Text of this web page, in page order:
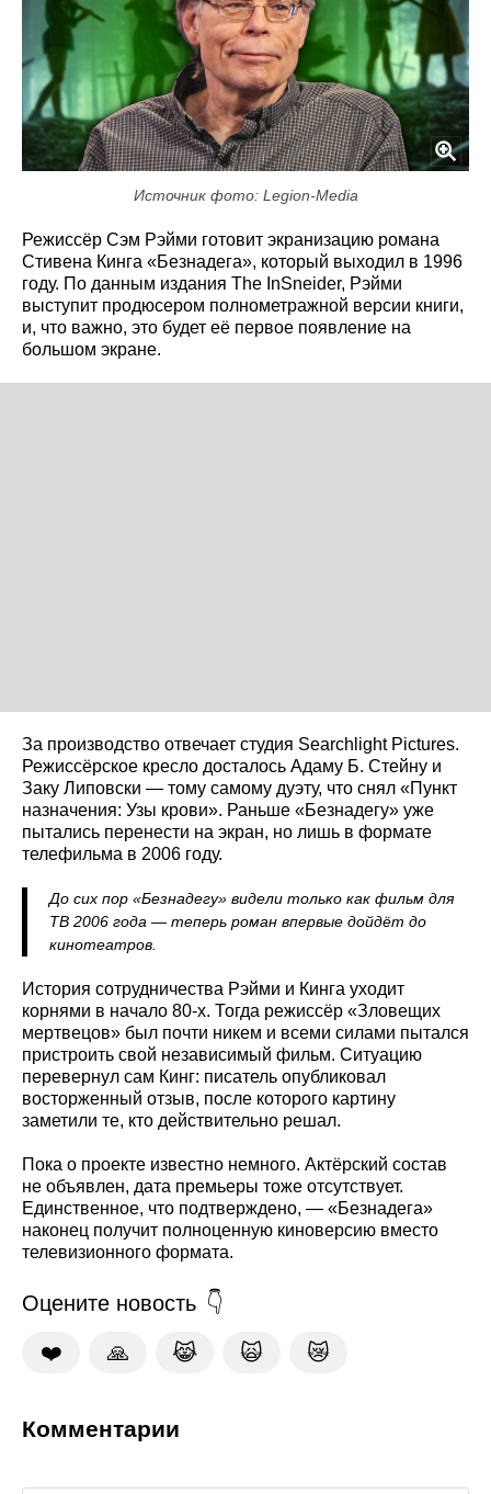
Источник фото: Legion-Media
Режиссёр Сэм Рэйми готовит экранизацию романа
Стивена Кинга «Безнадега», который выходил в 1996
году. По данным издания The InSneider, Рэйми
выступит продюсером полнометражной версии книги,
и, что важно, это будет её первое появление на
большом экране.
За производство отвечает студия Searchlight Pictures.
Режиссёрское кресло досталось Адаму Б. Стейну и
Заку Липовски — тому самому дуэту, что снял «Пункт
назначения: Узы крови». Раньше «Безнадегу» уже
пытались перенести на экран, но лишь в формате
телефильма в 2006 году.
До сих пор «Безнадегу» видели только как фильм для
ТВ 2006 года — теперь роман впервые дойдёт до
кинотеатров.
История сотрудничества Рэйми и Кинга уходит
корнями в начало 80-х. Тогда режиссёр «Зловещих
мертвецов» был почти никем и всеми силами пытался
пристроить свой независимый фильм. Ситуацию
перевернул сам Кинг: писатель опубликовал
восторженный отзыв, после которого картину
заметили те, кто действительно решал.
Пока о проекте известно немного. Актёрский состав
не объявлен, дата премьеры тоже отсутствует.
Единственное, что подтверждено, — «Безнадега»
наконец получит полноценную киноверсию вместо
телевизионного формата.
Оцените новость
❤️ 🙏 😹 🙀 😿
Комментарии